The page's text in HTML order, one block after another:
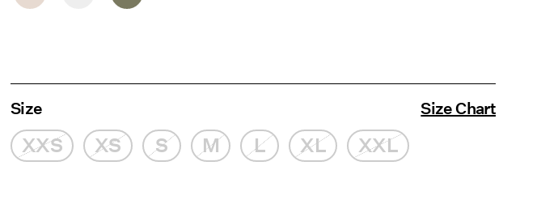
Size Size Chart
XXS XS S M L XL XXL